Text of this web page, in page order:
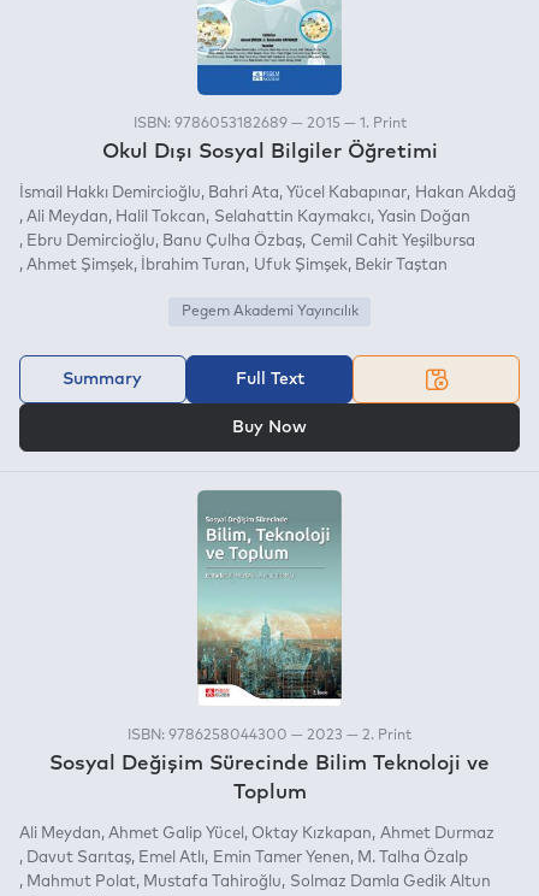
ISBN: 9786053182689 — 2015 — 1. Print
Okul Dışı Sosyal Bilgiler Öğretimi
İsmail Hakkı Demircioğlu Bahri Ata Yücel Kabapınar
Hakan Akdağ
Ali Meydan
Halil Tokcan Selahattin Kaymakcı
Yasin Doğan
Ebru Demircioğlu
Banu Çulha Özbaş
Cemil Cahit Yeşilbursa
Ahmet Şimşek
İbrahim Turan Ufuk Şimşek Bekir Taştan
Pegem Akademi Yayıncılık
Summary Full Text
Buy Now
ISBN: 9786258044300 — 2023 — 2. Print
Sosyal Değişim Sürecinde Bilim Teknoloji ve
Toplum
Ali Meydan Ahmet Galip Yücel Oktay Kızkapan
Ahmet Durmaz
Davut Sarıtaş
Emel Atlı Emin Tamer Yenen
M. Talha Özalp
Mahmut Polat
Mustafa Tahiroğlu
Solmaz Damla Gedik Altun